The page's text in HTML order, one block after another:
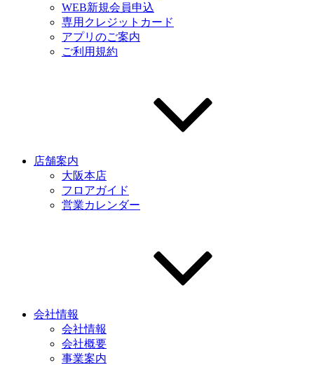
WEB新規会員申込
専用クレジットカード
アプリのご案内
ご利用規約
店舗案内
大阪本店
フロアガイド
営業カレンダー
会社情報
会社情報
会社概要
事業案内